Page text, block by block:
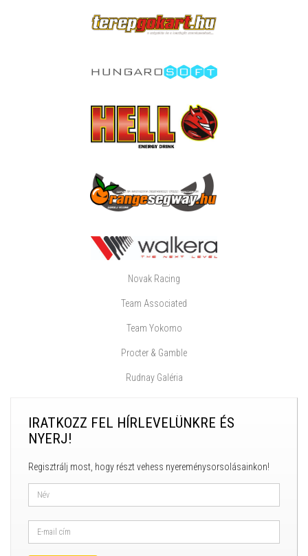
Novak Racing
Team Associated
Team Yokomo
Procter & Gamble
Rudnay Galéria
IRATKOZZ FEL HÍRLEVELÜNKRE ÉS
NYERJ!
Regisztrálj most, hogy részt vehess nyereménysorsolásainkon!